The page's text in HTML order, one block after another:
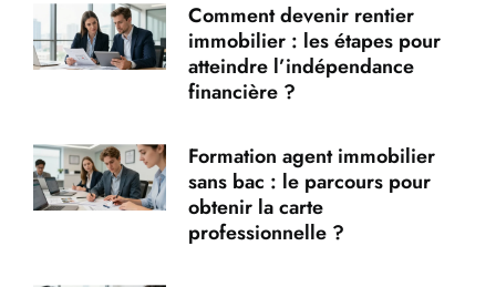
Comment devenir rentier
immobilier : les étapes pour
atteindre l’indépendance
financière ?
Formation agent immobilier
sans bac : le parcours pour
obtenir la carte
professionnelle ?